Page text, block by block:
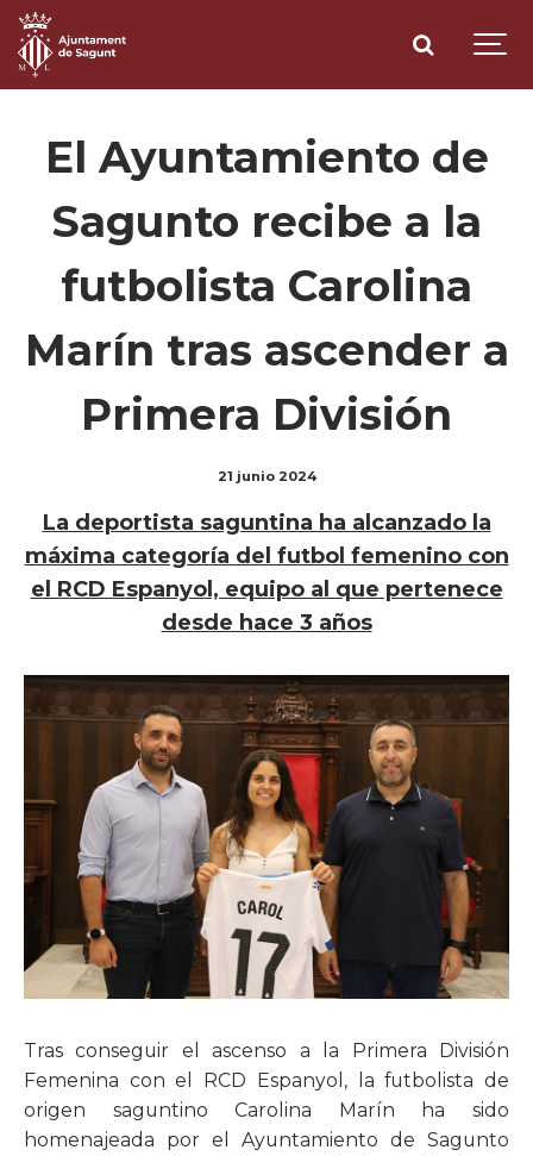
El Ayuntamiento de
Sagunto recibe a la
futbolista Carolina
Marín tras ascender a
Primera División
21 junio 2024
La deportista saguntina ha alcanzado la
máxima categoría del futbol femenino con
el RCD Espanyol, equipo al que pertenece
desde hace 3 años
Tras conseguir el ascenso a la Primera División
Femenina con el RCD Espanyol, la futbolista de
origen saguntino Carolina Marín ha sido
homenajeada por el Ayuntamiento de Sagunto